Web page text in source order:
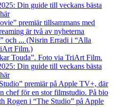
Din guide till veckans bästa
premiär tillsammans med
är två av nyheterna
och ... (Nisrin Erradi i “Alla
Film.)
Din guide till veckans bästa
premiär på Apple TV+, där
chef för en stor filmstudio. På bio
Rogen i “The Studio” på Apple